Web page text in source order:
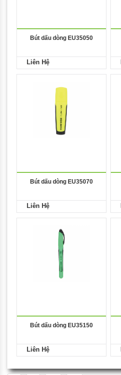
Bút dấu dòng EU35050
Liên Hệ
Bút dấu dòng EU35070
Liên Hệ
Bút dấu dòng EU35150
Liên Hệ